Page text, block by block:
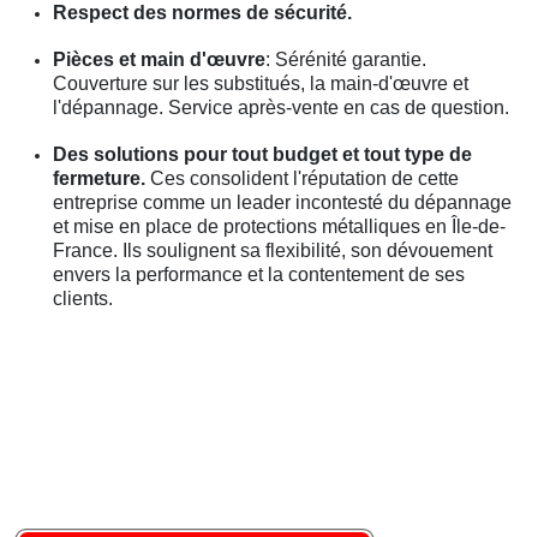
Respect des normes de sécurité.
Pièces et main d'œuvre: Sérénité garantie.
Couverture sur les substitués, la main-d'œuvre et
l'dépannage. Service après-vente en cas de question.
Des solutions pour tout budget et tout type de
fermeture. Ces consolident l'réputation de cette
entreprise comme un leader incontesté du dépannage
et mise en place de protections métalliques en Île-de-
France. Ils soulignent sa flexibilité, son dévouement
envers la performance et la contentement de ses
clients.